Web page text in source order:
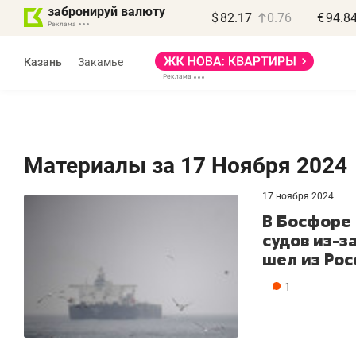
забронируй валюту $ 82.17 0.76 €
Казань Закамье
Материалы за 17 Ноября 2024
17 ноября 2024
В Босфоре
судов из-
шел из
1
местных
бизнес может
минимум
Роман Ободец
«Готовые решения»
«Мне лучше
не заработать
чем потерять
репутацию»